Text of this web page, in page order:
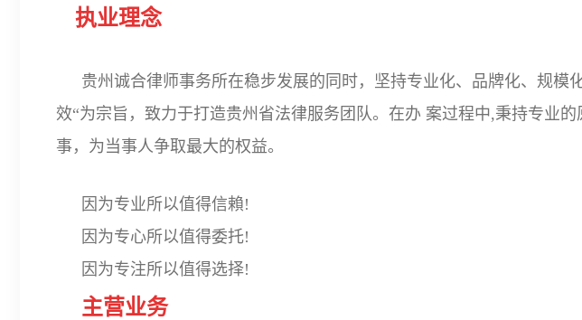
执业理念
贵州诚合律师事务所在稳步发展的同时，坚持专业化、品牌化、规模
效“为宗旨，致力于打造贵州省法律服务团队。在办 案过程中,秉持专业
事，为当事人争取最大的权益。
因为专业所以值得信賴!
因为专心所以值得委托!
因为专注所以值得选择!
主营业务